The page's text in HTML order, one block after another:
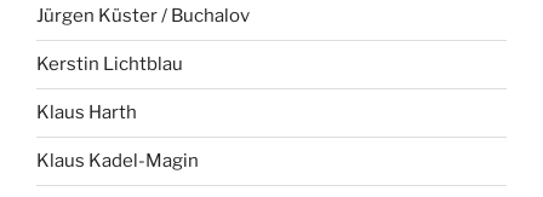
Jürgen Küster / Buchalov
Kerstin Lichtblau
Klaus Harth
Klaus Kadel-Magin